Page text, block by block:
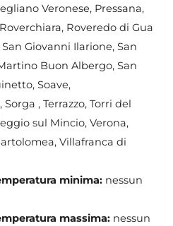
Veronese, Pressana,
Roveredo di Gua
Giovanni Ilarione, San
Buon Albergo, San
Soave,
, Terrazzo, Torri del
sul Mincio, Verona,
Villafranca di
minima: nessun
massima: nessun